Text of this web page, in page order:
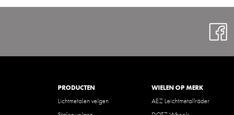
PRODUCTEN
Lichtmetalen velgen
WIELEN OP MERK
AEZ Leichtmetallräder